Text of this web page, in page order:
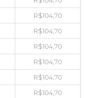
R$104,70
R$104,70
R$104,70
R$104,70
R$104,70
R$104,70